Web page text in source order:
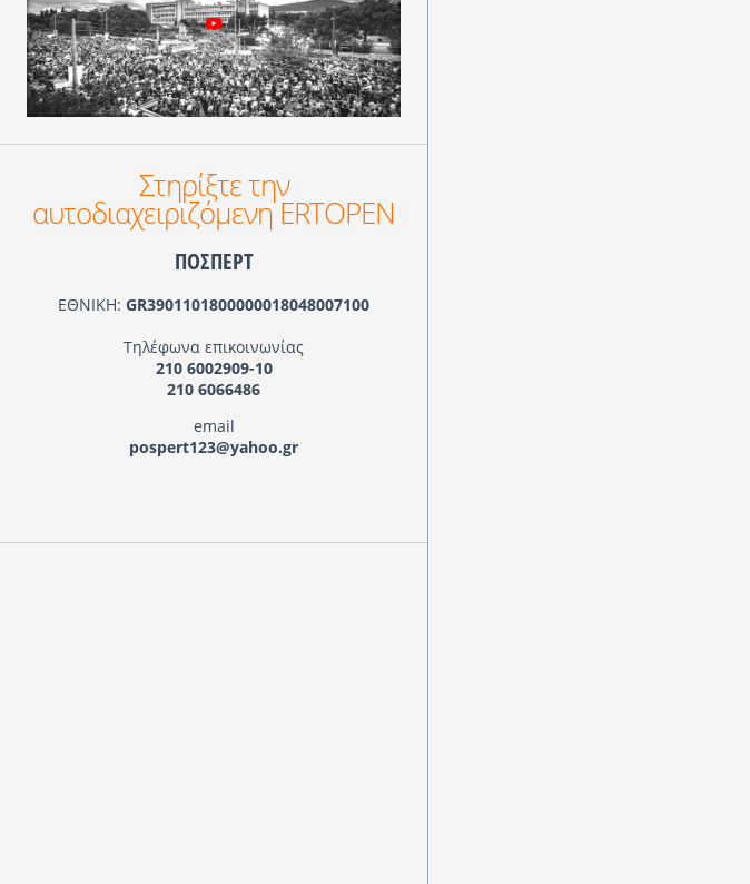
Στηρίξτε την
αυτοδιαχειριζόμενη ERTOPEN
ΠΟΣΠΕΡΤ
ΕΘΝΙΚΗ: GR3901101800000018048007100
Τηλέφωνα επικοινωνίας
210 6002909-10
210 6066486
email
pospert123@yahoo.gr